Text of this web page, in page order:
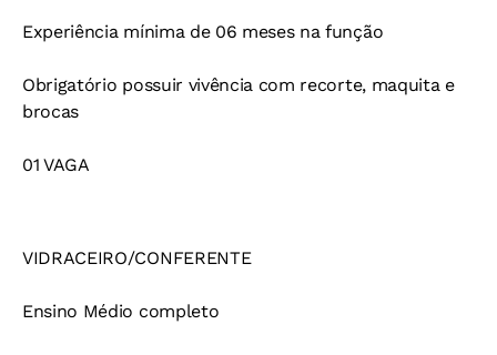
Experiência mínima de 06 meses na função
Obrigatório possuir vivência com recorte, maquita e
brocas
01 VAGA
VIDRACEIRO/CONFERENTE
Ensino Médio completo